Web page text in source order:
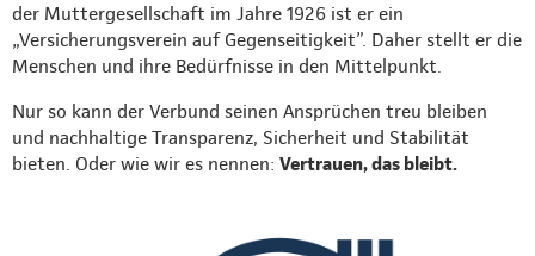
der Muttergesellschaft im Jahre 1926 ist er ein
„Versicherungsverein auf Gegenseitigkeit”. Daher stellt er die
Menschen und ihre Bedürfnisse in den Mittelpunkt.
Nur so kann der Verbund seinen Ansprüchen treu bleiben
und nachhaltige Transparenz, Sicherheit und Stabilität
bieten. Oder wie wir es nennen: Vertrauen, das bleibt.